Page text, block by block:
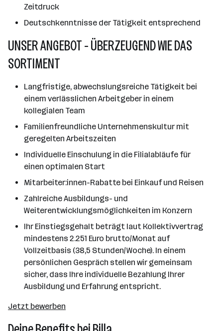
Zeitdruck
Deutschkenntnisse der Tätigkeit entsprechend
UNSER ANGEBOT - ÜBERZEUGEND WIE DAS
SORTIMENT
Langfristige, abwechslungsreiche Tätigkeit bei
einem verlässlichen Arbeitgeber in einem
kollegialen Team
Familienfreundliche Unternehmenskultur mit
geregelten Arbeitszeiten
Individuelle Einschulung in die Filialabläufe für
einen optimalen Start
Mitarbeiter:innen-Rabatte bei Einkauf und Reisen
Zahlreiche Ausbildungs- und
Weiterentwicklungsmöglichkeiten im Konzern
Ihr Einstiegsgehalt beträgt laut Kollektivvertrag
mindestens 2.251 Euro brutto/Monat auf
Vollzeitbasis (38,5 Stunden/Woche). In einem
persönlichen Gespräch stellen wir gemeinsam
sicher, dass Ihre individuelle Bezahlung Ihrer
Ausbildung und Erfahrung entspricht.
Jetzt bewerben